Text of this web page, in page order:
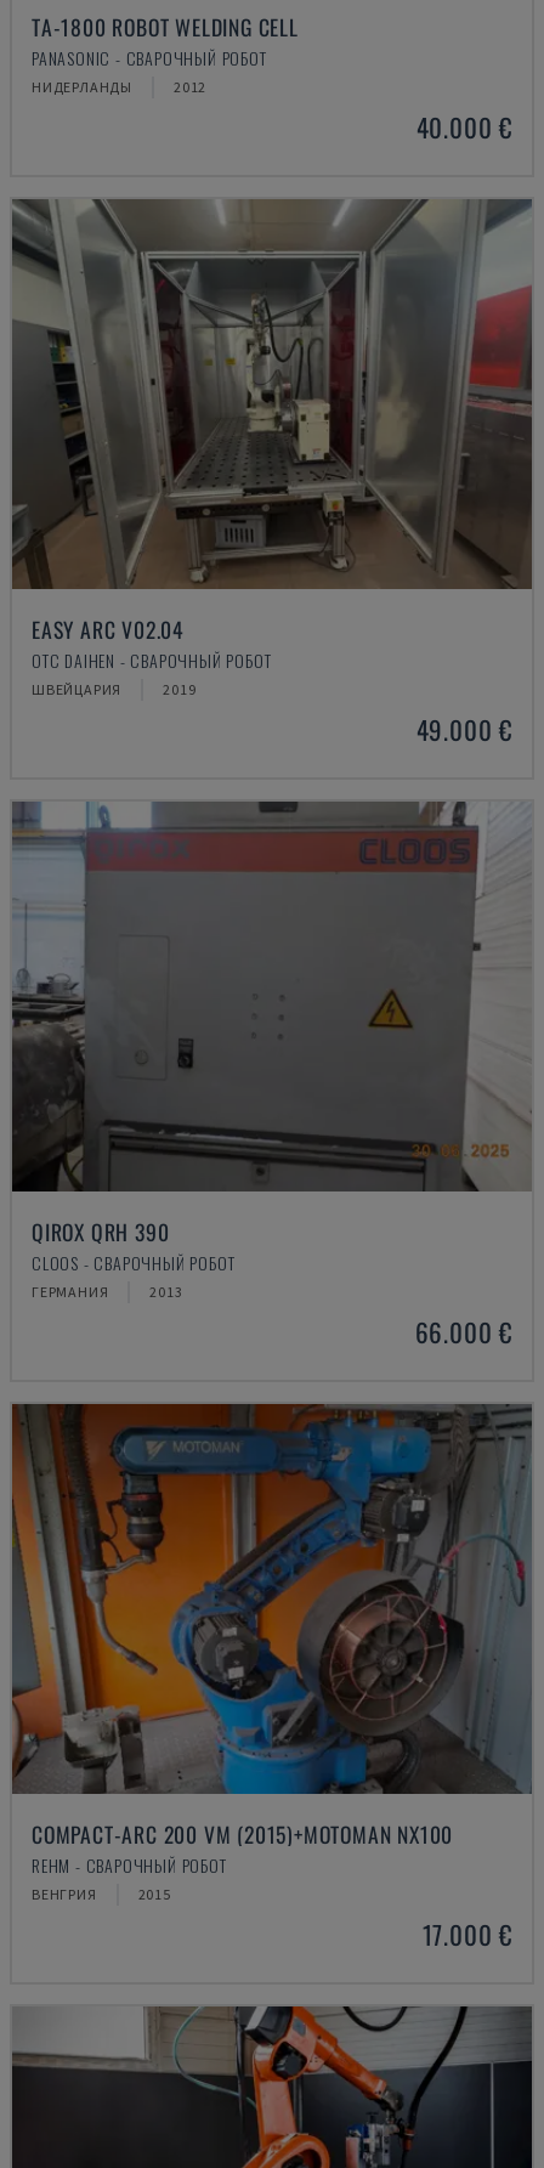
TA-1800 ROBOT WELDING CELL
PANASONIC - СВАРОЧНЫЙ РОБОТ
НИДЕРЛАНДЫ 2012
40.000 €
EASY ARC V02.04
OTC DAIHEN - СВАРОЧНЫЙ РОБОТ
ШВЕЙЦАРИЯ 2019
49.000 €
QIROX QRH 390
CLOOS - СВАРОЧНЫЙ РОБОТ
ГЕРМАНИЯ 2013
66.000 €
COMPACT-ARC 200 VM (2015)+MOTOMAN NX100
REHM - СВАРОЧНЫЙ РОБОТ
ВЕНГРИЯ 2015
17.000 €